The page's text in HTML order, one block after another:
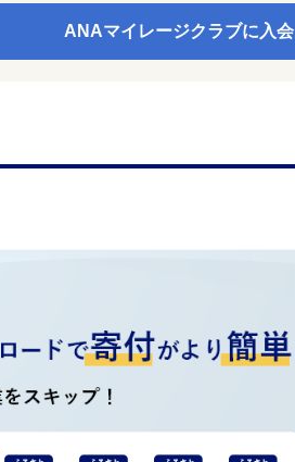
ANAマイレージクラブに入会